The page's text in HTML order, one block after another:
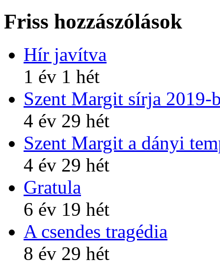
Friss hozzászólások
Hír javítva
1 év 1 hét
Szent Margit sírja 2019-
4 év 29 hét
Szent Margit a dányi
4 év 29 hét
Gratula
6 év 19 hét
A csendes tragédia
8 év 29 hét